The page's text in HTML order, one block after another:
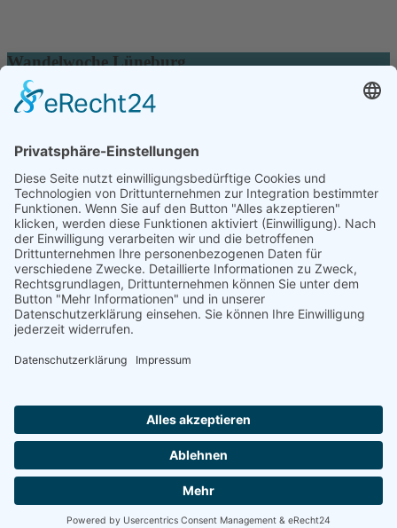
Wandelwoche Lüneburg
Die Wandelwoche wird organisiert vom
Zukunftsrat Lüneburg e.V.
kontakt@zukunftsrat-lueneburg.de
Über die Wandelwoche
Wandelwoche 2026
Initiativen
Veranstaltungskalender
Beiträge
Spenden
Kontakt
Cookie-Einstellungen
Facebook
Instagram
Mastodon